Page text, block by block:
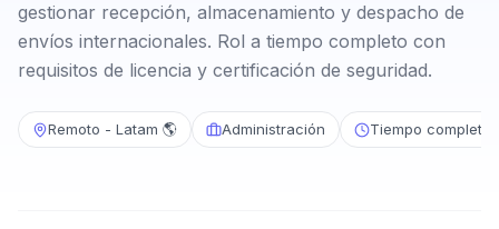
gestionar recepción, almacenamiento y despacho de
envíos internacionales. Rol a tiempo completo con
requisitos de licencia y certificación de seguridad.
Remoto - Latam 🌎 Administración Tiempo completo